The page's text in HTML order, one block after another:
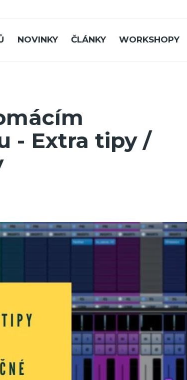
NOVINKY ČLÁNKY WORKSHOPY
- Extra tipy /